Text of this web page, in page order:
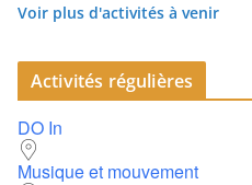
Voir plus d'activités à venir
Activités régulières
DO In
Musique et mouvement